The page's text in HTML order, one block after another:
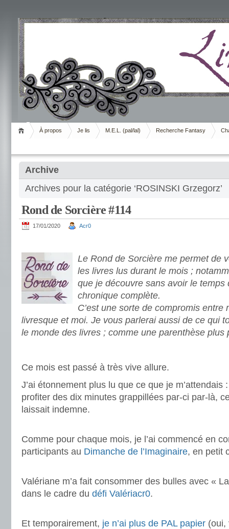
Livrement
À propos Je lis M.E.L. (pal/lal) Recherche Fantasy
Archive
Archives pour la catégorie ‘ROSINSKI Grzegorz’
Rond de Sorcière #114
17/01/2020 Acr0
Le Rond de Sorcière me permet de
les livres lus durant le mois ;
que je découvre sans avoir le temps
chronique complète.
C’est une sorte de compromis entre
livresque et moi. Je vous parlerai aussi de ce qui
le monde des livres ; comme une parenthèse plus
Ce mois est passé à très vive allure.
J’ai étonnement plus lu que ce que je m’attendais
profiter des dix minutes grappillées par-ci par-là,
laissait indemne.
Comme pour chaque mois, je l’ai commencé en
participants au Dimanche de l’Imaginaire, en petit
Valériane m’a fait consommer des bulles avec «
dans le cadre du défi Valériacr0.
Et temporairement, je n’ai plus de PAL papier (oui,